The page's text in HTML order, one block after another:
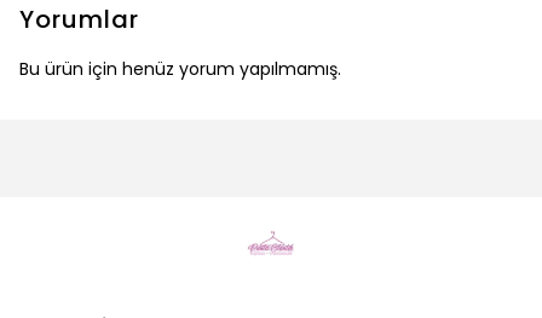
Yorumlar
Bu ürün için henüz yorum yapılmamış.